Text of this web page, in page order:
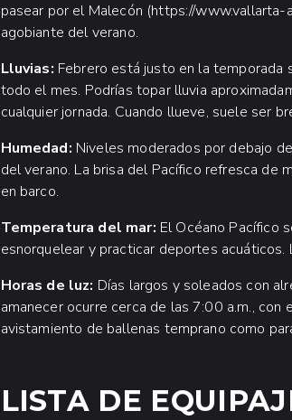
pasear por el Malecón (https://
agobiante del verano.
Lluvias: Febrero está justo en la
todo el mes. Podrías topar lluvia
cualquier jornada. Cuando llueve, suele ser
Humedad: Niveles moderados por debajo
del verano. La brisa del Pacífico refresca de
en barco.
Temperatura del mar: El Océano Pacífico
esnorquelear y practicar deportes
Horas de luz: Días largos y soleados con
amanecer ocurre cerca de las 7:00 a.m.,
avistamiento de ballenas temprano como
LISTA DE